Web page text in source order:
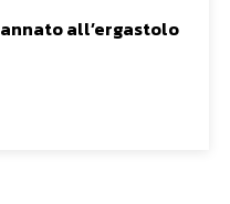
all’ergastolo